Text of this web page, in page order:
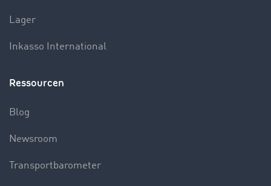
Lager
Inkasso International
Ressourcen
Blog
Newsroom
Transportbarometer